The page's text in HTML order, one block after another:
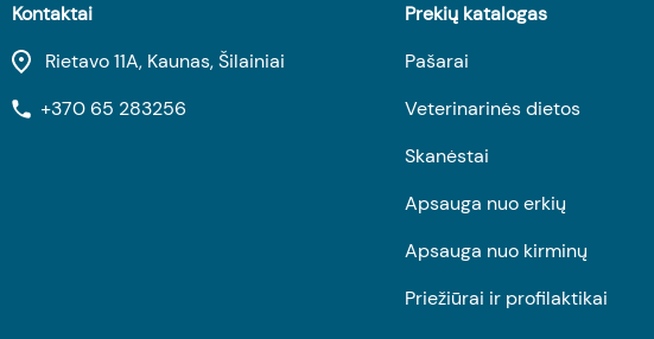
Kontaktai
Rietavo 11A, Kaunas, Šilainiai
+370 65 283256
Prekių katalogas
Pašarai
Veterinarinės dietos
Skanėstai
Apsauga nuo erkių
Apsauga nuo kirminų
Priežiūrai ir profilaktikai